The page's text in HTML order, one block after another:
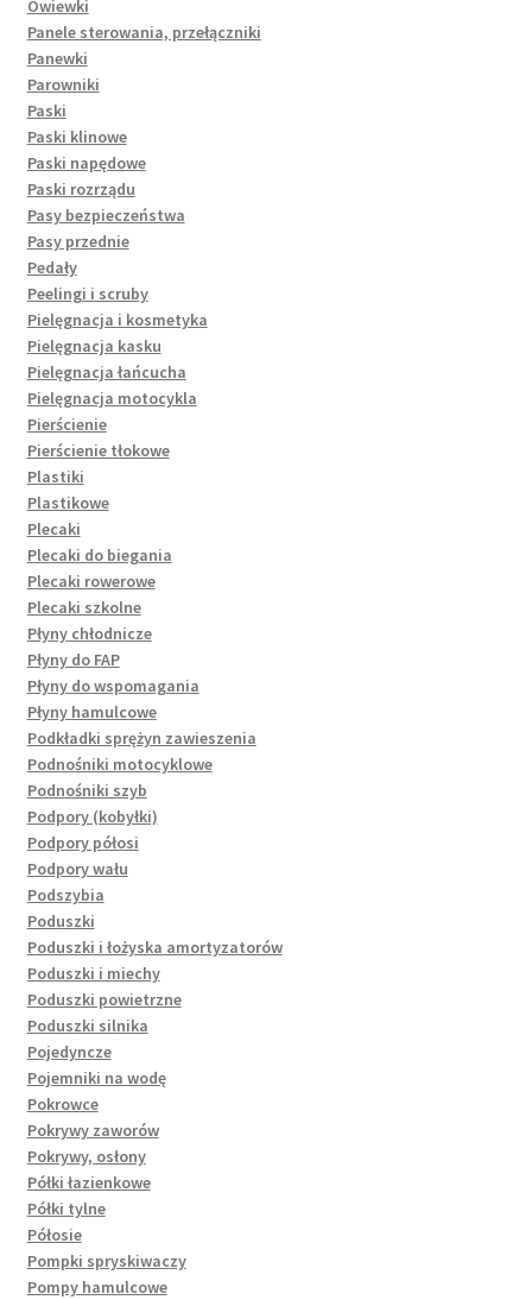
Owiewki
Panele sterowania, przełączniki
Panewki
Parowniki
Paski
Paski klinowe
Paski napędowe
Paski rozrządu
Pasy bezpieczeństwa
Pasy przednie
Pedały
Peelingi i scruby
Pielęgnacja i kosmetyka
Pielęgnacja kasku
Pielęgnacja łańcucha
Pielęgnacja motocykla
Pierścienie
Pierścienie tłokowe
Plastiki
Plastikowe
Plecaki
Plecaki do biegania
Plecaki rowerowe
Plecaki szkolne
Płyny chłodnicze
Płyny do FAP
Płyny do wspomagania
Płyny hamulcowe
Podkładki sprężyn zawieszenia
Podnośniki motocyklowe
Podnośniki szyb
Podpory (kobyłki)
Podpory półosi
Podpory wału
Podszybia
Poduszki
Poduszki i łożyska amortyzatorów
Poduszki i miechy
Poduszki powietrzne
Poduszki silnika
Pojedyncze
Pojemniki na wodę
Pokrowce
Pokrywy zaworów
Pokrywy, osłony
Półki łazienkowe
Półki tylne
Półosie
Pompki spryskiwaczy
Pompy hamulcowe